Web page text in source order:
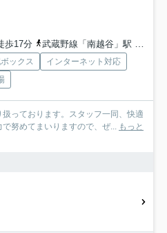
歩17分
武蔵野線「南越谷」駅 徒歩17分
ックス
インターネット対応
っております。スタッフ一同、快適
努めてまいりますので、ぜ...
もっと